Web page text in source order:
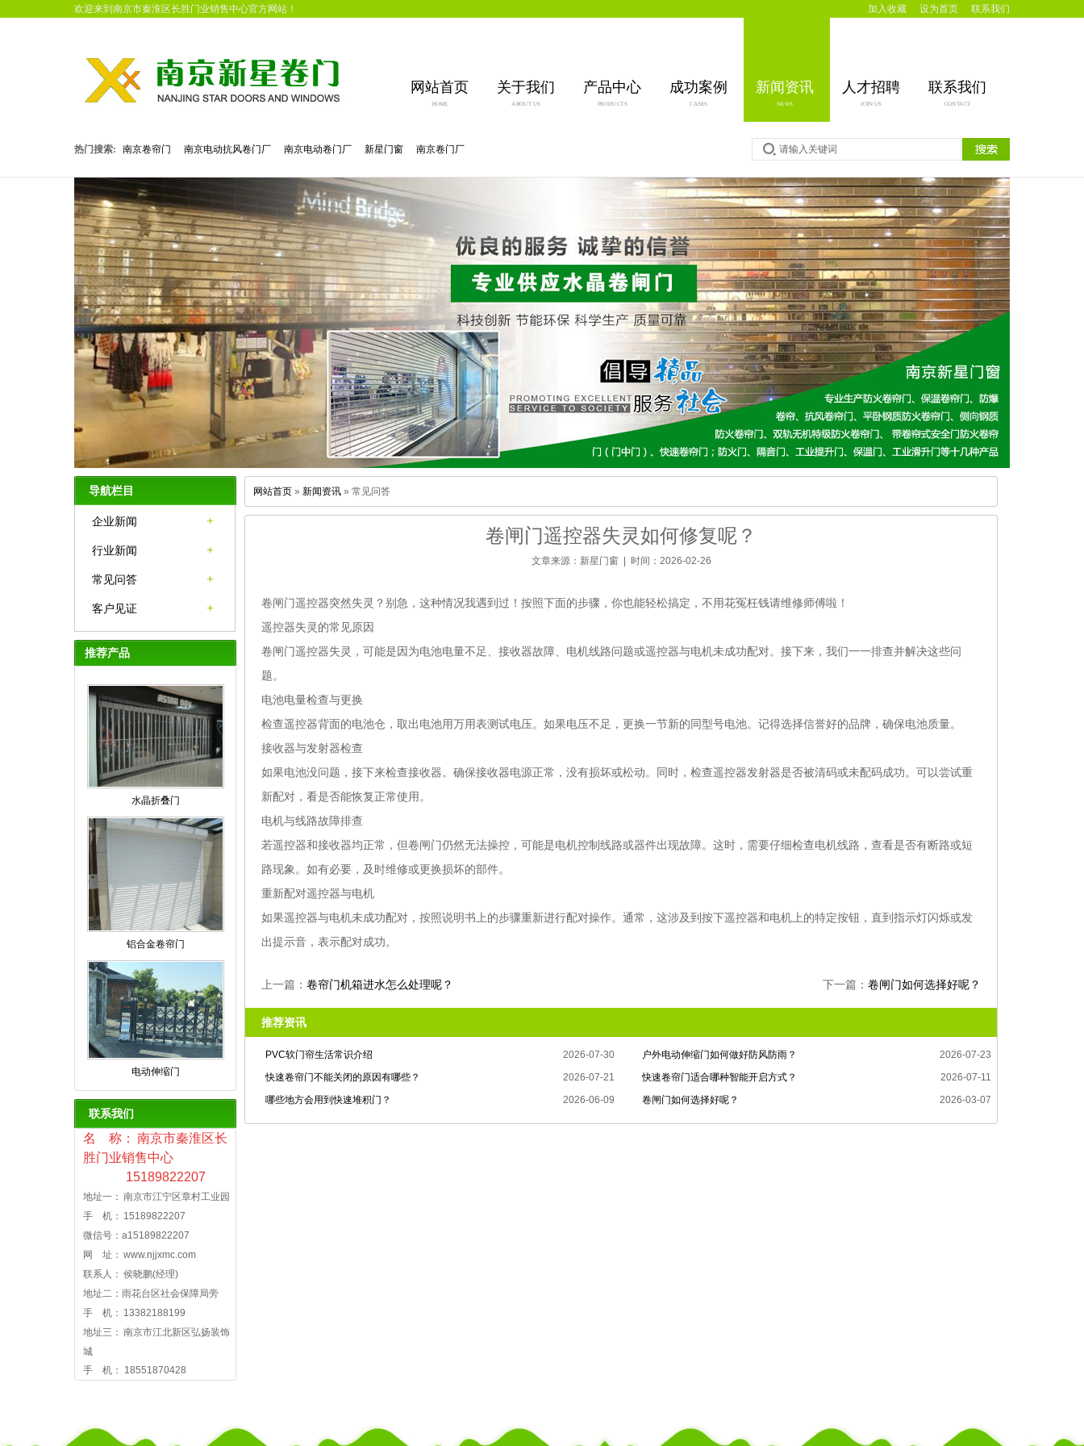
欢迎来到南京市秦淮区长胜门业销售中心官方网站！ 加入收藏 设为首页 联系我们
网站首页
HOME
关于我们
ABOUT US
产品中心
PRODUCTS
成功案例
CASES
新闻资讯
NEWS
人才招聘
JOIN US
联系我们
CONTACT
热门搜索: 南京卷帘门 南京电动抗风卷门厂 南京电动卷门厂 新星门窗 南京卷门厂
导航栏目
企业新闻
行业新闻
常见问答
客户见证
推荐产品
水晶折叠门
铝合金卷帘门
电动伸缩门
联系我们
名 称： 南京市秦淮区长
胜门业销售中心
15189822207
地址一： 南京市江宁区章村工业园
手 机： 15189822207
微信号：a15189822207
网 址： www.njjxmc.com
联系人： 侯晓鹏(经理)
地址二：雨花台区社会保障局旁
手 机： 13382188199
地址三： 南京市江北新区弘扬装饰
城
手 机： 18551870428
网站首页 » 新闻资讯 » 常见问答
卷闸门遥控器失灵如何修复呢？
文章来源：新星门窗 | 时间：2026-02-26
卷闸门遥控器突然失灵？别急，这种情况我遇到过！按照下面的步骤，你也能轻松搞定，不用花冤枉钱请维修师傅啦！
遥控器失灵的常见原因
卷闸门遥控器失灵，可能是因为电池电量不足、接收器故障、电机线路问题或遥控器与电机未成功配对。接下来，我们一一排查并解决这些问
题。
电池电量检查与更换
检查遥控器背面的电池仓，取出电池用万用表测试电压。如果电压不足，更换一节新的同型号电池。记得选择信誉好的品牌，确保电池质量。
接收器与发射器检查
如果电池没问题，接下来检查接收器。确保接收器电源正常，没有损坏或松动。同时，检查遥控器发射器是否被清码或未配码成功。可以尝试重
新配对，看是否能恢复正常使用。
电机与线路故障排查
若遥控器和接收器均正常，但卷闸门仍然无法操控，可能是电机控制线路或器件出现故障。这时，需要仔细检查电机线路，查看是否有断路或短
路现象。如有必要，及时维修或更换损坏的部件。
重新配对遥控器与电机
如果遥控器与电机未成功配对，按照说明书上的步骤重新进行配对操作。通常，这涉及到按下遥控器和电机上的特定按钮，直到指示灯闪烁或发
出提示音，表示配对成功。
上一篇： 卷帘门机箱进水怎么处理呢？ 下一篇： 卷闸门如何选择好呢？
推荐资讯
2026-07-30
PVC软门帘生活常识介绍 2026-07-23
户外电动伸缩门如何做好防风防雨？
2026-07-21
快速卷帘门不能关闭的原因有哪些？ 2026-07-11
快速卷帘门适合哪种智能开启方式？
2026-06-09
哪些地方会用到快速堆积门？ 2026-03-07
卷闸门如何选择好呢？